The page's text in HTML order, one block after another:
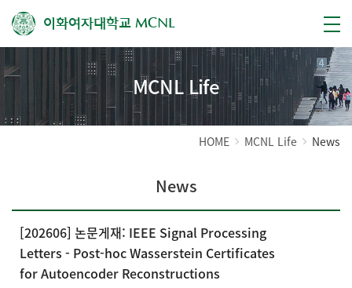
이화여자대학교 MCNL
MCNL Life
HOME MCNL Life News
News
[202606] 논문게재: IEEE Signal Processing
Letters - Post-hoc Wasserstein Certificates
for Autoencoder Reconstructions